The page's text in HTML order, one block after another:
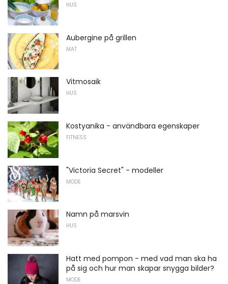
HUS
Aubergine på grillen
MAT
Vitmosaik
HUS
Kostyanika - användbara egenskaper
FITNESS
"Victoria Secret" - modeller
MODE
Namn på marsvin
HUS
Hatt med pompon - med vad man ska ha
på sig och hur man skapar snygga bilder?
MODE